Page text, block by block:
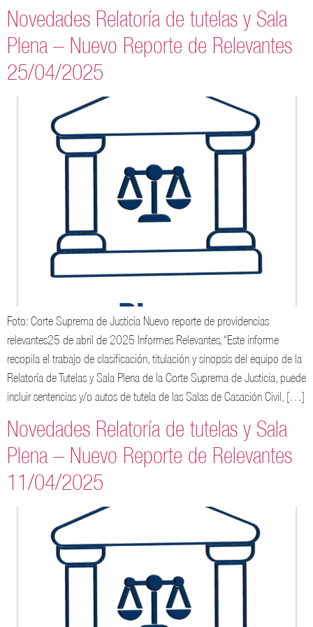
Novedades Relatoría de tutelas y Sala
Plena – Nuevo Reporte de Relevantes
25/04/2025
Foto: Corte Suprema de Justicia Nuevo reporte de providencias
relevantes25 de abril de 2025 Informes Relevantes, “Este informe
recopila el trabajo de clasificación, titulación y sinopsis del equipo de la
Relatoría de Tutelas y Sala Plena de la Corte Suprema de Justicia, puede
incluir sentencias y/o autos de tutela de las Salas de Casación Civil, […]
Novedades Relatoría de tutelas y Sala
Plena – Nuevo Reporte de Relevantes
11/04/2025